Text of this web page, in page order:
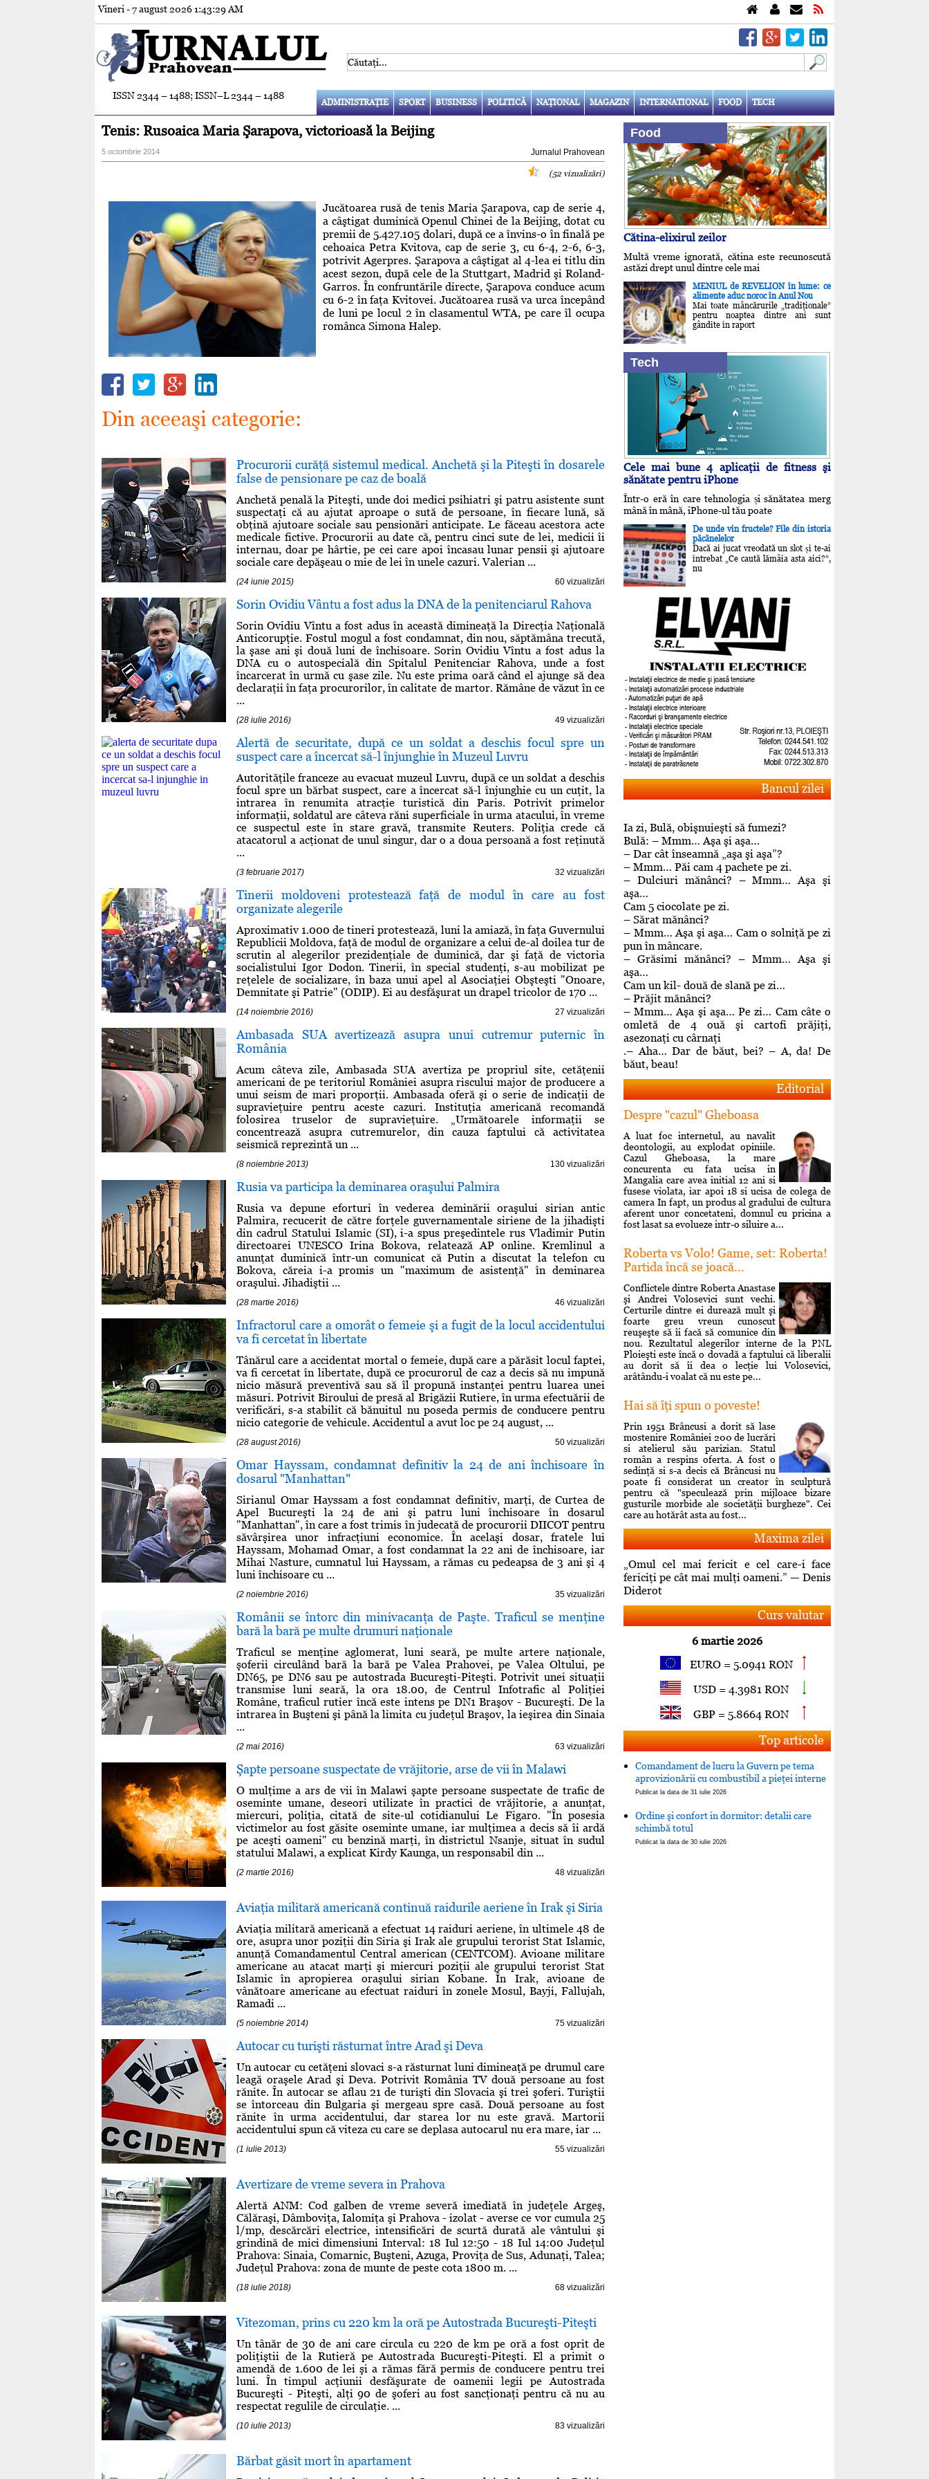
Vineri - 7 august 20261:43:30 AM
ISSN 2344 – 1488; ISSN–L 2344 – 1488
ADMINISTRAŢIE SPORT BUSINESS POLITICĂ NAŢIONAL MAGAZIN INTERNATIONAL FOOD TECH
Tenis: Rusoaica Maria Şarapova, victorioasă la Beijing
5 octombrie 2014 Jurnalul Prahovean
(52 vizualizări)
Jucătoarea rusă de tenis Maria Şarapova, cap de serie 4,
a câştigat duminică Openul Chinei de la Beijing, dotat cu
premii de 5.427.105 dolari, după ce a învins-o în finală pe
cehoaica Petra Kvitova, cap de serie 3, cu 6-4, 2-6, 6-3,
potrivit Agerpres. Şarapova a câştigat al 4-lea ei titlu din
acest sezon, după cele de la Stuttgart, Madrid şi Roland-
Garros. În confruntările directe, Şarapova conduce acum
cu 6-2 în faţa Kvitovei. Jucătoarea rusă va urca începând
de luni pe locul 2 în clasamentul WTA, pe care îl ocupa
românca Simona Halep.
Din aceeaşi categorie:
Procurorii curăţă sistemul medical. Anchetă şi la Piteşti în dosarele
false de pensionare pe caz de boală
Anchetă penală la Piteşti, unde doi medici psihiatri şi patru asistente sunt
suspectaţi că au ajutat aproape o sută de persoane, în fiecare lună, să
obţină ajutoare sociale sau pensionări anticipate. Le făceau acestora acte
medicale fictive. Procurorii au date că, pentru cinci sute de lei, medicii îi
internau, doar pe hârtie, pe cei care apoi încasau lunar pensii şi ajutoare
sociale care depăşeau o mie de lei în unele cazuri. Valerian ...
(24 iunie 2015) 60 vizualizări
Sorin Ovidiu Vântu a fost adus la DNA de la penitenciarul Rahova
Sorin Ovidiu Vîntu a fost adus în această dimineaţă la Direcţia Naţională
Anticorupţie. Fostul mogul a fost condamnat, din nou, săptămâna trecută,
la şase ani şi două luni de închisoare. Sorin Ovidiu Vîntu a fost adus la
DNA cu o autospecială din Spitalul Penitenciar Rahova, unde a fost
încarcerat în urmă cu şase zile. Nu este prima oară când el ajunge să dea
declaraţii în faţa procurorilor, în calitate de martor. Rămâne de văzut în ce
...
(28 iulie 2016) 49 vizualizări
Alertă de securitate, după ce un soldat a deschis focul spre un
suspect care a încercat să-l înjunghie în Muzeul Luvru
Autorităţile franceze au evacuat muzeul Luvru, după ce un soldat a deschis
focul spre un bărbat suspect, care a încercat să-l înjunghie cu un cuţit, la
intrarea în renumita atracţie turistică din Paris. Potrivit primelor
informaţii, soldatul are câteva răni superficiale în urma atacului, în vreme
ce suspectul este în stare gravă, transmite Reuters. Poliţia crede că
atacatorul a acţionat de unul singur, dar o a doua persoană a fost reţinută
...
(3 februarie 2017) 32 vizualizări
Tinerii moldoveni protestează faţă de modul în care au fost
organizate alegerile
Aproximativ 1.000 de tineri protestează, luni la amiază, în faţa Guvernului
Republicii Moldova, faţă de modul de organizare a celui de-al doilea tur de
scrutin al alegerilor prezidenţiale de duminică, dar şi faţă de victoria
socialistului Igor Dodon. Tinerii, în special studenţi, s-au mobilizat pe
reţelele de socializare, în baza unui apel al Asociaţiei Obşteşti "Onoare,
Demnitate şi Patrie" (ODIP). Ei au desfăşurat un drapel tricolor de 170 ...
(14 noiembrie 2016) 27 vizualizări
Ambasada SUA avertizează asupra unui cutremur puternic în
România
Acum câteva zile, Ambasada SUA avertiza pe propriul site, cetăţenii
americani de pe teritoriul României asupra riscului major de producere a
unui seism de mari proporţii. Ambasada oferă şi o serie de indicaţii de
supravieţuire pentru aceste cazuri. Instituţia americană recomandă
folosirea truselor de supravieţuire. „Următoarele informaţii se
concentrează asupra cutremurelor, din cauza faptului că activitatea
seismică reprezintă un ...
(8 noiembrie 2013) 130 vizualizări
Rusia va participa la deminarea oraşului Palmira
Rusia va depune eforturi în vederea deminării oraşului sirian antic
Palmira, recucerit de către forţele guvernamentale siriene de la jihadişti
din cadrul Statului Islamic (SI), i-a spus preşedintele rus Vladimir Putin
directoarei UNESCO Irina Bokova, relatează AP online. Kremlinul a
anunţat duminică într-un comunicat că Putin a discutat la telefon cu
Bokova, căreia i-a promis un "maximum de asistenţă" în deminarea
oraşului. Jihadiştii ...
(28 martie 2016) 46 vizualizări
Infractorul care a omorât o femeie şi a fugit de la locul accidentului
va fi cercetat în libertate
Tânărul care a accidentat mortal o femeie, după care a părăsit locul faptei,
va fi cercetat în libertate, după ce procurorul de caz a decis să nu impună
nicio măsură preventivă sau să îl propună instanţei pentru luarea unei
măsuri. Potrivit Biroului de presă al Brigăzii Rutiere, în urma efectuării de
verificări, s-a stabilit că bănuitul nu poseda permis de conducere pentru
nicio categorie de vehicule. Accidentul a avut loc pe 24 august, ...
(28 august 2016) 50 vizualizări
Omar Hayssam, condamnat definitiv la 24 de ani închisoare în
dosarul "Manhattan"
Sirianul Omar Hayssam a fost condamnat definitiv, marţi, de Curtea de
Apel Bucureşti la 24 de ani şi patru luni închisoare în dosarul
"Manhattan", în care a fost trimis în judecată de procurorii DIICOT pentru
săvârşirea unor infracţiuni economice. În acelaşi dosar, fratele lui
Hayssam, Mohamad Omar, a fost condamnat la 22 ani de închisoare, iar
Mihai Nasture, cumnatul lui Hayssam, a rămas cu pedeapsa de 3 ani şi 4
luni închisoare cu ...
(2 noiembrie 2016) 35 vizualizări
Românii se întorc din minivacanţa de Paşte. Traficul se menţine
bară la bară pe multe drumuri naţionale
Traficul se menţine aglomerat, luni seară, pe multe artere naţionale,
şoferii circulând bară la bară pe Valea Prahovei, pe Valea Oltului, pe
DN65, pe DN6 sau pe autostrada Bucureşti-Piteşti. Potrivit unei situaţii
transmise luni seară, la ora 18.00, de Centrul Infotrafic al Poliţiei
Române, traficul rutier încă este intens pe DN1 Braşov - Bucureşti. De la
intrarea în Buşteni şi până la limita cu judeţul Braşov, la ieşirea din Sinaia
...
(2 mai 2016) 63 vizualizări
Şapte persoane suspectate de vrăjitorie, arse de vii în Malawi
O mulţime a ars de vii în Malawi şapte persoane suspectate de trafic de
oseminte umane, deseori utilizate în practici de vrăjitorie, a anunţat,
miercuri, poliţia, citată de site-ul cotidianului Le Figaro. "În posesia
victimelor au fost găsite oseminte umane, iar mulţimea a decis să îi ardă
pe aceşti oameni" cu benzină marţi, în districtul Nsanje, situat în sudul
statului Malawi, a explicat Kirdy Kaunga, un responsabil din ...
(2 martie 2016) 48 vizualizări
Aviaţia militară americană continuă raidurile aeriene în Irak şi Siria
Aviaţia militară americană a efectuat 14 raiduri aeriene, în ultimele 48 de
ore, asupra unor poziţii din Siria şi Irak ale grupului terorist Stat Islamic,
anunţă Comandamentul Central american (CENTCOM). Avioane militare
americane au atacat marţi şi miercuri poziţii ale grupului terorist Stat
Islamic în apropierea oraşului sirian Kobane. În Irak, avioane de
vânătoare americane au efectuat raiduri în zonele Mosul, Bayji, Fallujah,
Ramadi ...
(5 noiembrie 2014) 75 vizualizări
Autocar cu turişti răsturnat între Arad şi Deva
Un autocar cu cetăţeni slovaci s-a răsturnat luni dimineaţă pe drumul care
leagă oraşele Arad şi Deva. Potrivit România TV două persoane au fost
rănite. În autocar se aflau 21 de turişti din Slovacia şi trei şoferi. Turiştii
se întorceau din Bulgaria şi mergeau spre casă. Două persoane au fost
rănite în urma accidentului, dar starea lor nu este gravă. Martorii
accidentului spun că viteza cu care se deplasa autocarul nu era mare, iar ...
(1 iulie 2013) 55 vizualizări
Avertizare de vreme severa in Prahova
Alertă ANM: Cod galben de vreme severă imediată în judeţele Argeş,
Călăraşi, Dâmboviţa, Ialomiţa şi Prahova - izolat - averse ce vor cumula 25
l/mp, descărcări electrice, intensificări de scurtă durată ale vântului şi
grindină de mici dimensiuni Interval: 18 Iul 12:50 - 18 Iul 14:00 Judeţul
Prahova: Sinaia, Comarnic, Buşteni, Azuga, Proviţa de Sus, Adunaţi, Talea;
Judeţul Prahova: zona de munte de peste cota 1800 m. ...
(18 iulie 2018) 68 vizualizări
Vitezoman, prins cu 220 km la oră pe Autostrada Bucureşti-Piteşti
Un tânăr de 30 de ani care circula cu 220 de km pe oră a fost oprit de
poliţiştii de la Rutieră pe Autostrada Bucureşti-Piteşti. El a primit o
amendă de 1.600 de lei şi a rămas fără permis de conducere pentru trei
luni. În timpul acţiunii desfăşurate de oamenii legii pe Autostrada
Bucureşti - Piteşti, alţi 90 de şoferi au fost sancţionaţi pentru că nu au
respectat regulile de circulaţie. ...
(10 iulie 2013) 83 vizualizări
Bărbat găsit mort în apartament
Food
Cătina-elixirul zeilor
Multă vreme ignorată, cătina este recunoscută
astăzi drept unul dintre cele mai
MENIUL de REVELION în lume: ce
alimente aduc noroc în Anul Nou
Mai toate mâncărurile „tradiţionale”
pentru noaptea dintre ani sunt
gândite în raport
Tech
Cele mai bune 4 aplicaţii de fitness şi
sănătate pentru iPhone
Într-o eră în care tehnologia și sănătatea merg
mână în mână, iPhone-ul tău poate
De unde vin fructele? File din istoria
păcănelelor
Dacă ai jucat vreodată un slot și te-ai
întrebat „Ce caută lămâia asta aici?”,
nu
Bancul zilei
Ia zi, Bulă, obişnuieşti să fumezi?
Bulă: – Mmm… Aşa şi aşa…
– Dar cât înseamnă „aşa şi aşa”?
– Mmm… Păi cam 4 pachete pe zi.
– Dulciuri mănânci? – Mmm… Aşa şi
aşa…
Cam 5 ciocolate pe zi.
– Sărat mănânci?
– Mmm… Aşa şi aşa… Cam o solniţă pe zi
pun în mâncare.
– Grăsimi mănânci? – Mmm… Aşa şi
aşa…
Cam un kil- două de slană pe zi…
– Prăjit mănânci?
– Mmm… Aşa şi aşa… Pe zi… Cam câte o
omletă de 4 ouă şi cartofi prăjiţi,
asezonaţi cu cârnaţi
.– Aha… Dar de băut, bei? – A, da! De
băut, beau!
Editorial
Despre "cazul" Gheboasa
A luat foc internetul, au navalit
deontologii, au explodat opiniile.
Cazul Gheboasa, la mare
concurenta cu fata ucisa in
Mangalia care avea initial 12 ani si
fusese violata, iar apoi 18 si ucisa de colega de
camera In fapt, un produs al gradului de cultura
aferent unor concetateni, domnul cu pricina a
fost lasat sa evolueze intr-o siluire a...
Roberta vs Volo! Game, set: Roberta!
Partida încă se joacă...
Conflictele dintre Roberta Anastase
şi Andrei Volosevici sunt vechi.
Certurile dintre ei durează mult şi
foarte greu vreun cunoscut
reuşeşte să îi facă să comunice din
nou. Rezultatul alegerilor interne de la PNL
Ploieşti este încă o dovadă a faptului că liberalii
au dorit să îi dea o lecţie lui Volosevici,
arâtându-i voalat că nu este pe...
Hai să îţi spun o poveste!
Prin 1951 Brâncusi a dorit să lase
mostenire României 200 de lucrări
si atelierul său parizian. Statul
român a respins oferta. A fost o
sedinţă si s-a decis că Brâncusi nu
poate fi considerat un creator în sculptură
pentru că "speculează prin mijloace bizare
gusturile morbide ale societăţii burgheze". Cei
care au hotărât asta au fost...
Maxima zilei
„Omul cel mai fericit e cel care-i face
fericiţi pe cât mai mulţi oameni.” — Denis
Diderot
Curs valutar
6 martie 2026
EURO = 5.0941 RON
USD = 4.3981 RON
GBP = 5.8664 RON
Top articole
Comandament de lucru la Guvern pe tema
aprovizionării cu combustibil a pieţei interne
Publicat la data de 31 iulie 2026
Ordine şi confort in dormitor: detalii care
schimbă totul
Publicat la data de 30 iulie 2026